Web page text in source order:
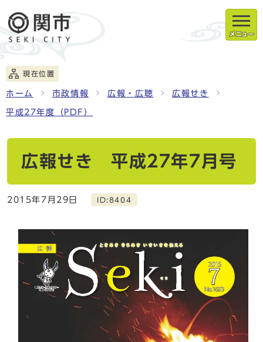
メニュー
現在位置
ホーム 市政情報 広報・広聴 広報せき
平成27年度（PDF）
広報せき 平成27年7月号
2015年7月29日 ID:8404